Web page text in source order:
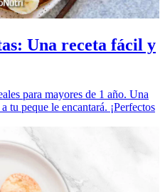
Una receta fácil y
para mayores de 1 año. Una
tu peque le encantará. ¡Perfectos